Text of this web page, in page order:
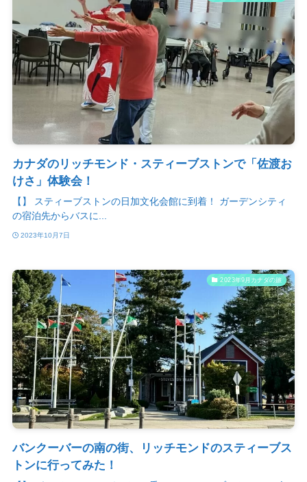
カナダのリッチモンド・スティーブストンで「佐渡お
けさ」体験会！
【】 スティーブストンの日加文化会館に到着！ ガーデンシティ
の宿泊先からバスに...
2023年10月7日
2023年9月カナダの旅
バンクーバーの南の街、リッチモンドのスティーブス
トンに行ってみた！